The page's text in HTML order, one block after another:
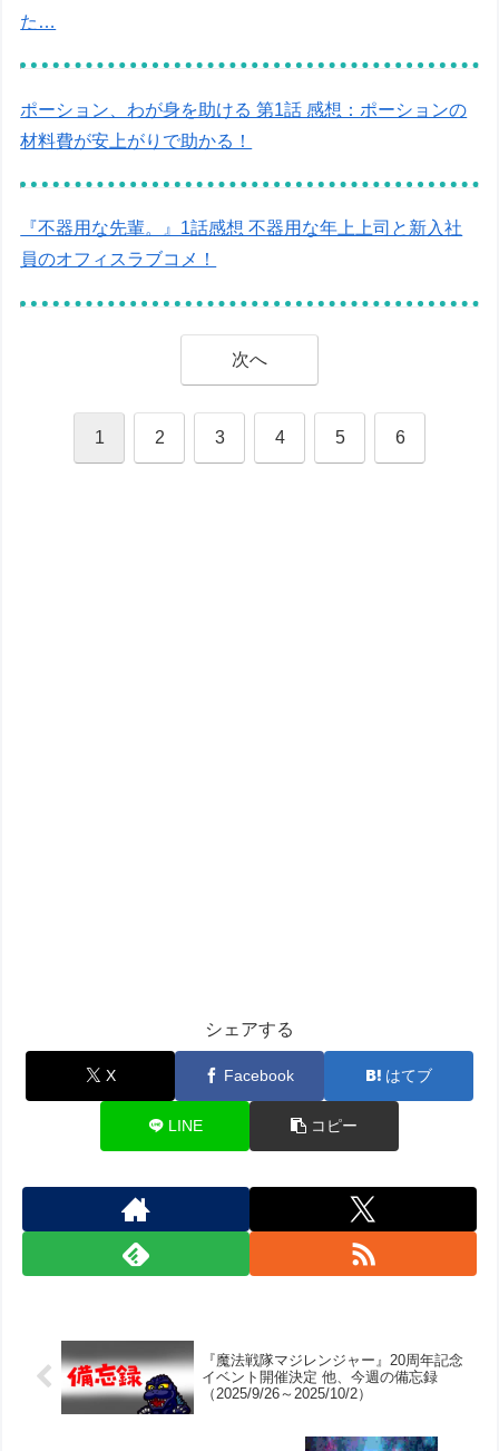
た…
ポーション、わが身を助ける 第1話 感想：ポーションの
材料費が安上がりで助かる！
『不器用な先輩。』1話感想 不器用な年上上司と新入社
員のオフィスラブコメ！
次へ
1 2 3 4 5 6
シェアする
X Facebook はてブ
LINE コピー
『魔法戦隊マジレンジャー』20周年記念
イベント開催決定 他、今週の備忘録
（2025/9/26～2025/10/2）